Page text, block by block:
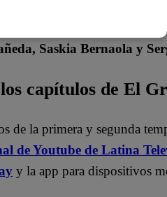
Saskia Bernaola y
capítulos de El
de la primera y segunda
de Youtube de Latina
y la app para dispositivos